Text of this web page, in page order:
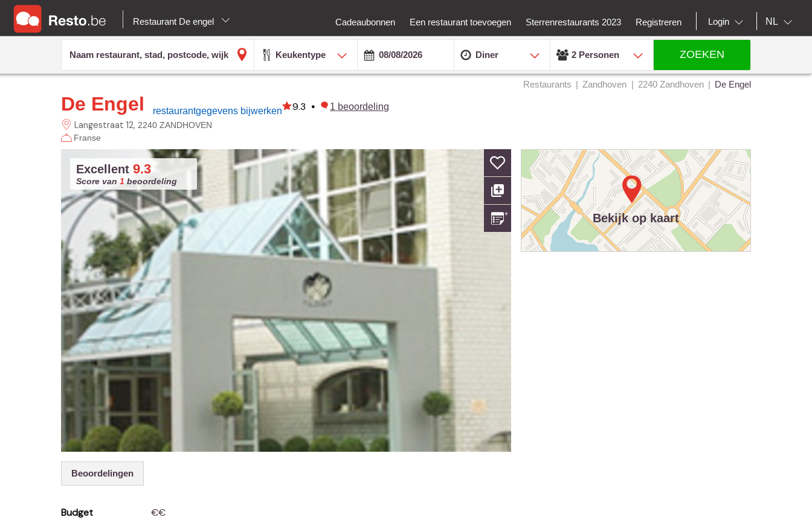
Restaurant De engel Cadeaubonnen Een restaurant toevoegen Sterrenrestaurants 2023 Registreren Login NL
Keukentype Diner 2 Personen ZOEKEN
Restaurants Zandhoven 2240 Zandhoven De Engel
De Engel restaurantgegevens bijwerken 9.3 • 1 beoordeling
Langestraat 12 2240 ZANDHOVEN
Franse
Excellent 9.3
Score van 1 beoordeling
Beoordelingen
Budget
€€
Bekijk op kaart